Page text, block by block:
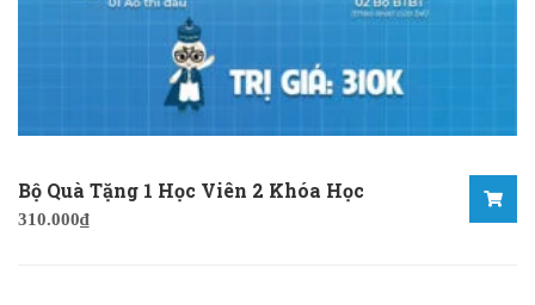
Bộ Quà Tặng 1 Học Viên 2 Khóa Học
310.000₫